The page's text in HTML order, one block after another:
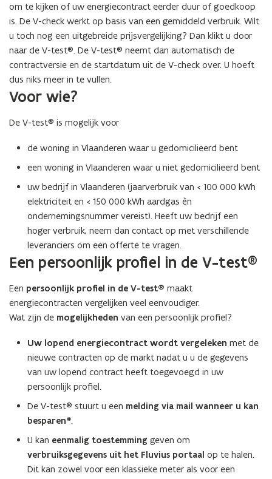
om te kijken of uw energiecontract eerder duur of goedkoop
is. De V-check werkt op basis van een gemiddeld verbruik. Wilt
u toch nog een uitgebreide prijsvergelijking? Dan klikt u door
naar de V-test®. De V-test® neemt dan automatisch de
contractversie en de startdatum uit de V-check over. U hoeft
dus niks meer in te vullen.
Voor wie?
De V-test® is mogelijk voor
de woning in Vlaanderen waar u gedomicilieerd bent
een woning in Vlaanderen waar u niet gedomicilieerd bent
uw bedrijf in Vlaanderen (jaarverbruik van < 100 000 kWh
elektriciteit en < 150 000 kWh aardgas èn
ondernemingsnummer vereist). Heeft uw bedrijf een
hoger verbruik, neem dan contact op met verschillende
leveranciers om een offerte te vragen.
Een persoonlijk profiel in de V-test®
Een persoonlijk profiel in de V-test® maakt
energiecontracten vergelijken veel eenvoudiger.
Wat zijn de mogelijkheden van een persoonlijk profiel?
Uw lopend energiecontract wordt vergeleken met de
nieuwe contracten op de markt nadat u u de gegevens
van uw lopend contract heeft toegevoegd in uw
persoonlijk profiel.
De V-test® stuurt u een melding via mail wanneer u kan
besparen*.
U kan eenmalig toestemming geven om
verbruiksgegevens uit het Fluvius portaal op te halen.
Dit kan zowel voor een klassieke meter als voor een